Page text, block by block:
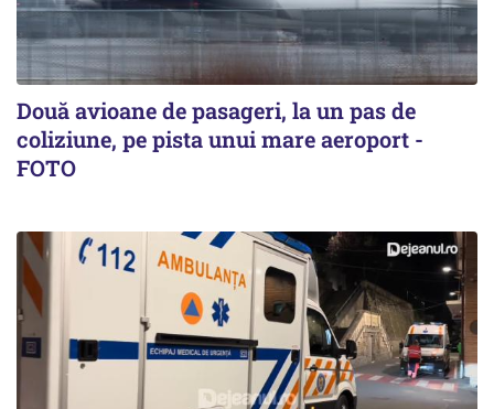
Două avioane de pasageri, la un pas de
coliziune, pe pista unui mare aeroport -
FOTO